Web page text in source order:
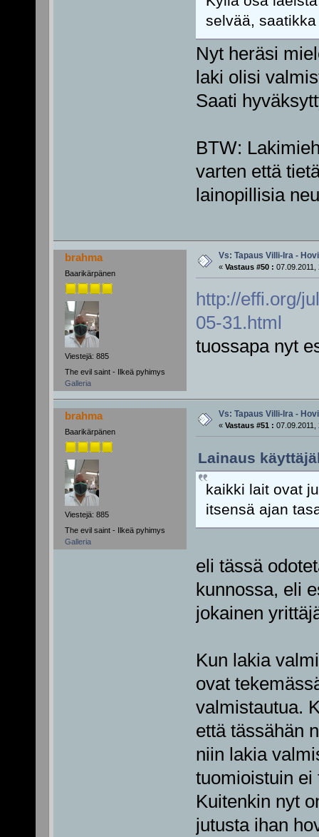
selvää,
Nyt heräsi
laki olisi
Saati
BTW:
varten että
lainopillisia
brahma
Baarikärpänen
Viestejä: 885
The evil saint - Ilkeä pyhimys
Galleria
Vs: Tapaus Villi-Ira -
« Vastaus #50 : 07.09.2011,
http://effi.org/
05-31.html
tuossapa nyt
brahma
Baarikärpänen
Viestejä: 885
The evil saint - Ilkeä pyhimys
Galleria
Vs: Tapaus Villi-Ira -
« Vastaus #51 : 07.09.2011,
Lainaus
kaikki lait ovat
itsensä ajan
eli tässä
kunnossa, eli
jokainen
Kun lakia
ovat
valmistautua.
että tässähän
niin lakia
tuomioistuin ei
Kuitenkin nyt
jutusta ihan